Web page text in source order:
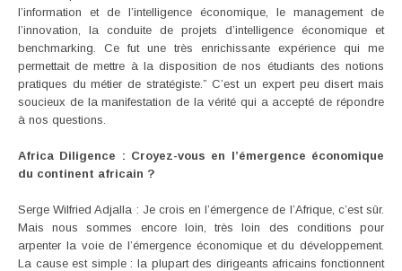
l’information et de l’intelligence économique, le management de
l’innovation, la conduite de projets d’intelligence économique et
benchmarking. Ce fut une très enrichissante expérience qui me
permettait de mettre à la disposition de nos étudiants des notions
pratiques du métier de stratégiste.” C’est un expert peu disert mais
soucieux de la manifestation de la vérité qui a accepté de répondre
à nos questions.
Africa Diligence : Croyez-vous en l’émergence économique
du continent africain ?
Serge Wilfried Adjalla : Je crois en l’émergence de l’Afrique, c’est sûr.
Mais nous sommes encore loin, très loin des conditions pour
arpenter la voie de l’émergence économique et du développement.
La cause est simple : la plupart des dirigeants africains fonctionnent